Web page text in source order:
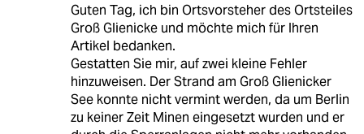
Guten Tag, ich bin Ortsvorsteher des Ortsteiles
Groß Glienicke und möchte mich für Ihren
Artikel bedanken.
Gestatten Sie mir, auf zwei kleine Fehler
hinzuweisen. Der Strand am Groß Glienicker
See konnte nicht vermint werden, da um Berlin
zu keiner Zeit Minen eingesetzt wurden und er